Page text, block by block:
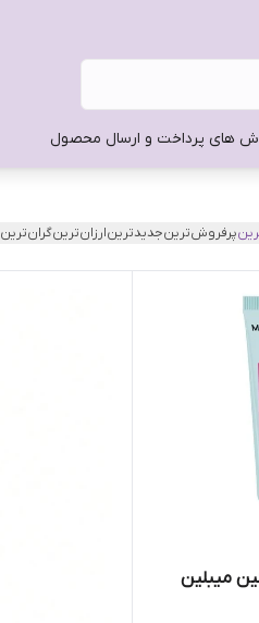
های پرداخت و ارسال محصول
پرفروش‌ترینجدیدترینارزان‌ترینگران‌ترین
میبلین